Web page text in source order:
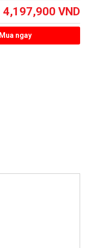
4,197,900 VND
Mua ngay